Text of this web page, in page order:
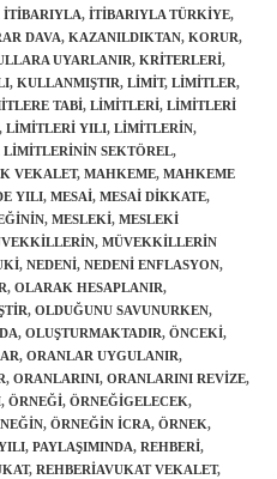
ITIBARIYLA, ITIBARIYLA TÜRKIYE,
DAVA, KAZANILDIKTAN, KORUR,
UYARLANIR, KRITERLERI,
, KULLANMIŞTIR, LIMIT, LIMITLER,
TABI, LIMITLERI, LIMITLERI
, LIMITLERI YILI, LIMITLERIN,
LIMITLERININ SEKTÖREL,
VEKALET, MAHKEME, MAHKEME
YILI, MESAI, MESAI DIKKATE,
, MESLEKI, MESLEKI
, MÜVEKKILLERIN
, NEDENI, NEDENI ENFLASYON,
, OLARAK HESAPLANIR,
, OLDUĞUNU SAVUNURKEN,
, OLUŞTURMAKTADIR, ÖNCEKI,
, ORANLAR UYGULANIR,
, ORANLARINI, ORANLARINI REVIZE,
, ÖRNEĞI, ÖRNEĞIGELECEK,
, ÖRNEĞIN ICRA, ÖRNEK,
, PAYLAŞIMINDA, REHBERI,
, REHBERIAVUKAT VEKALET,